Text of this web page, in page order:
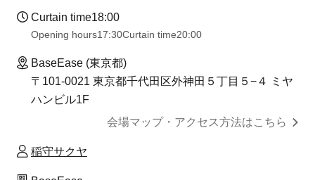
Curtain time18:00
Opening hours17:30Curtain time20:00
BaseEase (東京都)
〒101-0021 東京都千代田区外神田５丁目５−４ ミヤ
ハンビル1F
会場マップ・アクセス方法はこちら
稲守サクヤ